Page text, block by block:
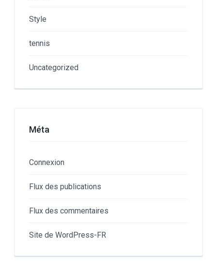
Style
tennis
Uncategorized
Méta
Connexion
Flux des publications
Flux des commentaires
Site de WordPress-FR